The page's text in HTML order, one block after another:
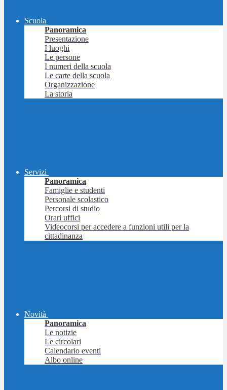
Scuola
Panoramica
Presentazione
I luoghi
Le persone
I numeri della scuola
Le carte della scuola
Organizzazione
La storia
Servizi
Panoramica
Famiglie e studenti
Personale scolastico
Percorsi di studio
Orari uffici
Videocorsi per accedere a funzioni utili per la
cittadinanza
Novità
Panoramica
Le notizie
Le circolari
Calendario eventi
Albo online